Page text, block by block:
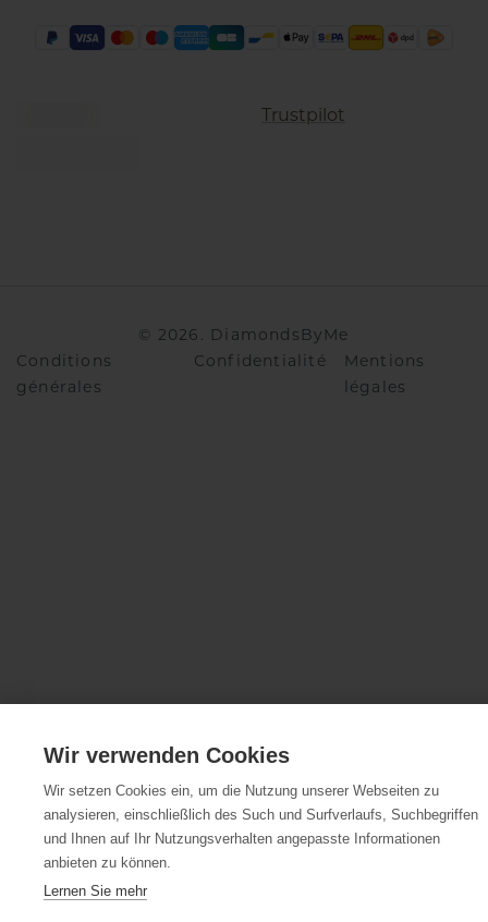
Wir verwenden Cookies
Wir setzen Cookies ein, um die Nutzung unserer Webseiten zu
analysieren, einschließlich des Such und Surfverlaufs, Suchbegriffen
und Ihnen auf Ihr Nutzungsverhalten angepasste Informationen
anbieten zu können.
Lernen Sie mehr
Trustpilot
© 2026 . DiamondsByMe
Conditions
générales
Confidentialité
Mentions
légales